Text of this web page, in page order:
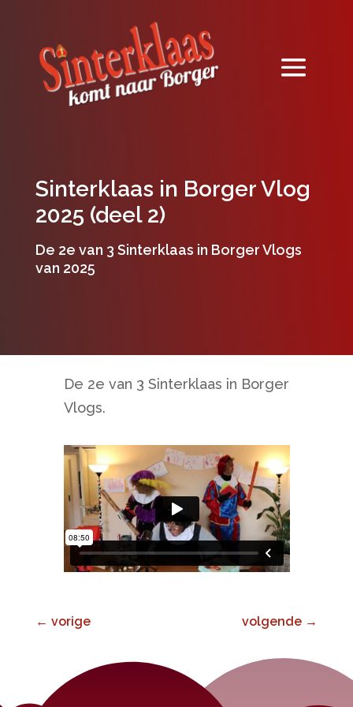
Sinterklaas in Borger Vlog
2025 (deel 2)
De 2e van 3 Sinterklaas in Borger Vlogs
van 2025
De 2e van 3 Sinterklaas in Borger
Vlogs.
← vorige volgende →